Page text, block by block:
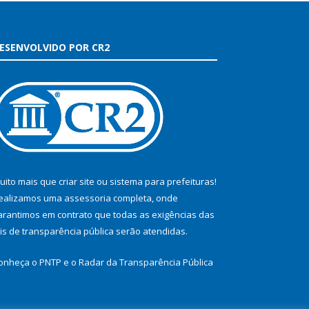
POR CR2
mais que criar site ou sistema para prefeituras!
uma assessoria completa, onde
em contrato que todas as exigências das
de transparência pública serão atendidas.
o PNTP e o Radar da Transparência Pública